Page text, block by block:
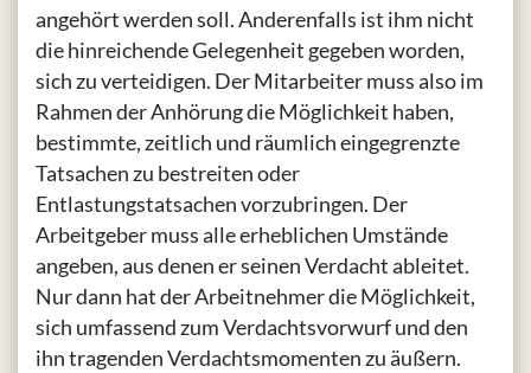
angehört werden soll. Anderenfalls ist ihm nicht
die hinreichende Gelegenheit gegeben worden,
sich zu verteidigen. Der Mitarbeiter muss also im
Rahmen der Anhörung die Möglichkeit haben,
bestimmte, zeitlich und räumlich eingegrenzte
Tatsachen zu bestreiten oder
Entlastungstatsachen vorzubringen. Der
Arbeitgeber muss alle erheblichen Umstände
angeben, aus denen er seinen Verdacht ableitet.
Nur dann hat der Arbeitnehmer die Möglichkeit,
sich umfassend zum Verdachtsvorwurf und den
ihn tragenden Verdachtsmomenten zu äußern.